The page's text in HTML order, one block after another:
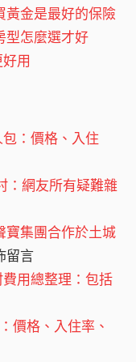
黃金是最好的保險
型怎麼選才好
用
：價格、入住
：網友所有疑難雜
寶集團合作於土城
留言
用總整理：包括
價格、入住率、